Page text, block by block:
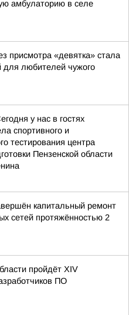
амбулаторию в селе
присмотра «девятка» стала
для любителей чужого
у нас в гостях
спортивного и
тестирования центра
Пензенской области
капитальный ремонт
сетей протяжённостью 2
пройдёт XIV
ПО